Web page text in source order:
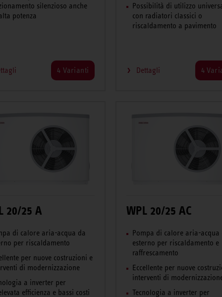
silenzioso anche
potenza
4 Varianti
Possibilità di utilizzo
con radiatori classici o
riscaldamento a pavimento
Dettagli 4
20/25 A
di calore aria-acqua da
per riscaldamento
per nuove costruzioni e
di modernizzazione
a inverter per
efficienza e bassi costi
WPL 20/25 AC
Pompa di calore aria-acqua
esterno per riscaldamento e
raffrescamento
Eccellente per nuove
interventi di
Tecnologia a inverter per